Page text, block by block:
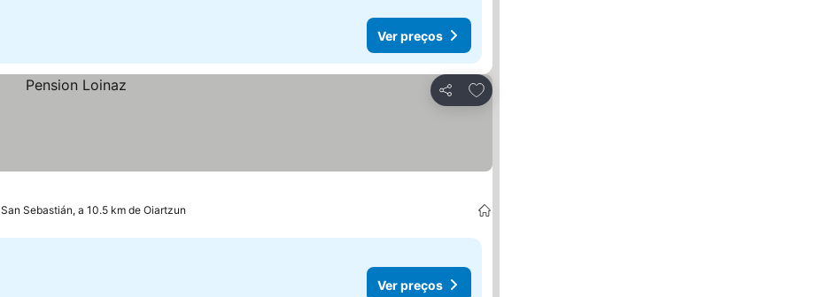
Ver preços
Partilhar
Adicionar aos favoritos
San Sebastián, a 10.5 km de Oiartzun
Ver preços